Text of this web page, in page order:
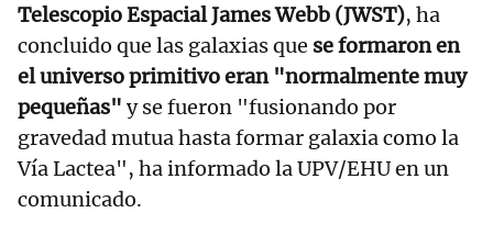
Telescopio Espacial James Webb (JWST), ha
concluido que las galaxias que se formaron en
el universo primitivo eran "normalmente muy
pequeñas" y se fueron "fusionando por
gravedad mutua hasta formar galaxia como la
Vía Lactea", ha informado la UPV/EHU en un
comunicado.